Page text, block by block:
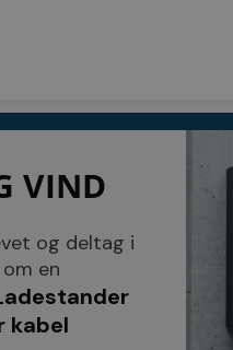
Åbningstider
Bankoplysninger
Privatlivspolitik
VIND
og deltag i
en
kabel